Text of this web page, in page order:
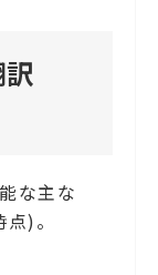
な主な
)。